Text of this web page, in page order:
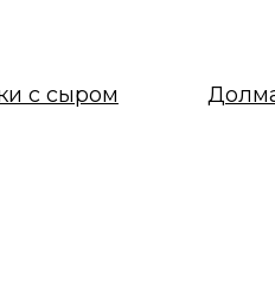
с сыром